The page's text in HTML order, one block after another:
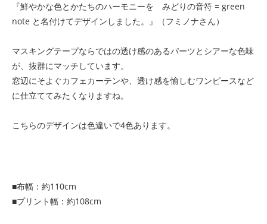
『鮮やかな色とかたちのハーモニーを みどりの音符 = green
note と名付けてデザインしました。』（フミノナさん）
マスキングテープならではの透け感のあるパーツとシアーな色味
が、抜群にマッチしています。
窓辺にそよぐカフェカーテンや、透け感を愉しむワンピースなど
に仕立ててみたくなりますね。
こちらのデザインは色違いで4色あります。
■布幅：約110cm
■プリント幅：約108cm